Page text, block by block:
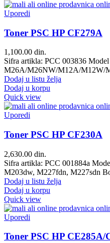
Uporedi
Toner PSC HP CF279A
1,100.00 din.
Sifra artikla: PCC 003836
M26A/M26NW/M12A/M12W/
Dodaj u listu želja
Dodaj u korpu
Quick view
Uporedi
Toner PSC HP CF230A
2,630.00 din.
Sifra artikla: PCC 001884a
M203dw, M227fdn, M227sdn
Dodaj u listu želja
Dodaj u korpu
Quick view
Uporedi
Toner PSC HP CE285A/